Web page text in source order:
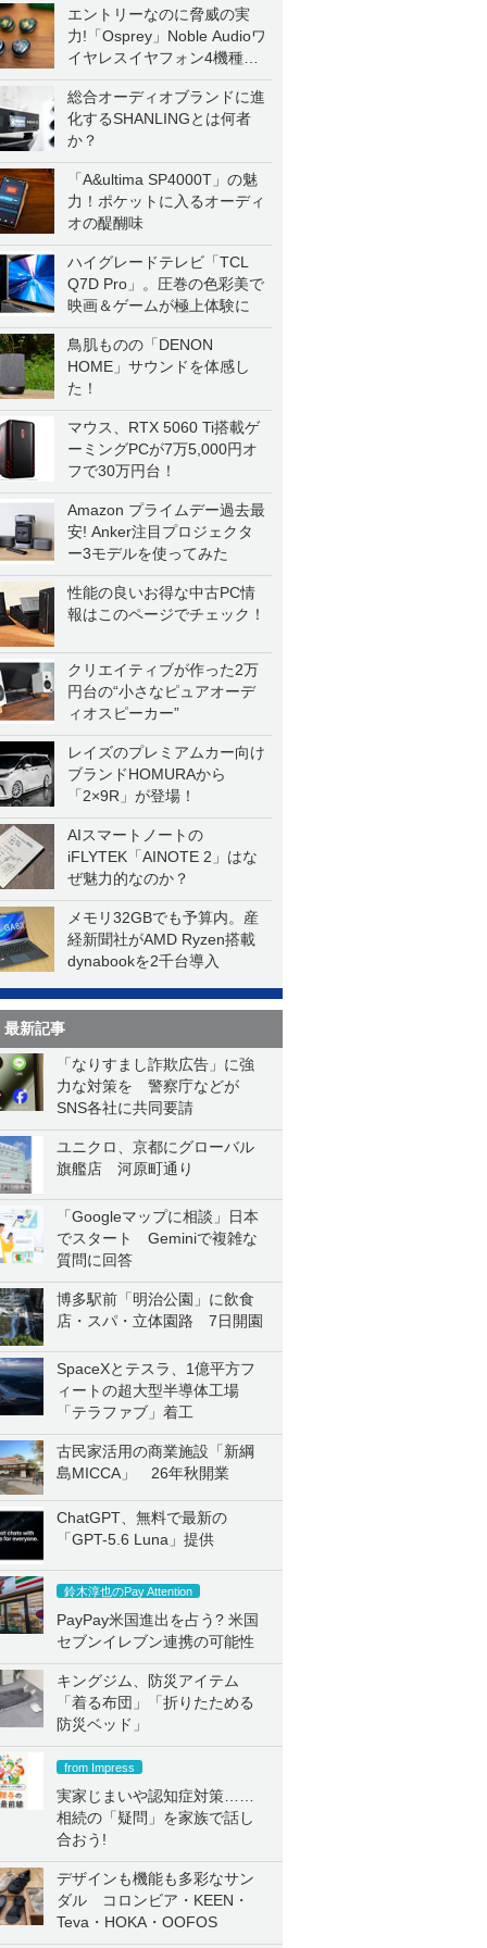
エントリーなのに脅威の実
力!「Osprey」Noble Audioワ
イヤレスイヤフォン4機種を
一気に聴く
総合オーディオブランドに進
化するSHANLINGとは何者
か？
「A&ultima SP4000T」の魅
力！ポケットに入るオーディ
オの醍醐味
ハイグレードテレビ「TCL
Q7D Pro」。圧巻の色彩美で
映画＆ゲームが極上体験に
鳥肌ものの「DENON
HOME」サウンドを体感し
た！
マウス、RTX 5060 Ti搭載ゲ
ーミングPCが7万5,000円オ
フで30万円台！
Amazon プライムデー過去最
安! Anker注目プロジェクタ
ー3モデルを使ってみた
性能の良いお得な中古PC情
報はこのページでチェック！
クリエイティブが作った2万
円台の“小さなピュアオーデ
ィオスピーカー”
レイズのプレミアムカー向け
ブランドHOMURAから
「2×9R」が登場！
AIスマートノートの
iFLYTEK「AINOTE 2」はな
ぜ魅力的なのか？
メモリ32GBでも予算内。産
経新聞社がAMD Ryzen搭載
dynabookを2千台導入
最新記事
「なりすまし詐欺広告」に強
力な対策を 警察庁などが
SNS各社に共同要請
ユニクロ、京都にグローバル
旗艦店 河原町通り
「Googleマップに相談」日本
でスタート Geminiで複雑な
質問に回答
博多駅前「明治公園」に飲食
店・スパ・立体園路 7日開園
SpaceXとテスラ、1億平方フ
ィートの超大型半導体工場
「テラファブ」着工
古民家活用の商業施設「新綱
島MICCA」 26年秋開業
ChatGPT、無料で最新の
「GPT-5.6 Luna」提供
鈴木淳也のPay Attention
PayPay米国進出を占う? 米国
セブンイレブン連携の可能性
キングジム、防災アイテム
「着る布団」「折りたためる
防災ベッド」
from Impress
実家じまいや認知症対策……
相続の「疑問」を家族で話し
合おう!
デザインも機能も多彩なサン
ダル コロンビア・KEEN・
Teva・HOKA・OOFOS